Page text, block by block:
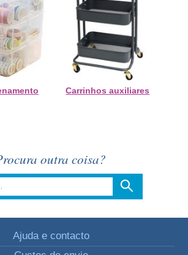
Carrinhos auxiliares
outra coisa?
Ajuda e contacto